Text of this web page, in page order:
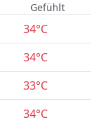
Gefühlt
34°C
34°C
33°C
34°C